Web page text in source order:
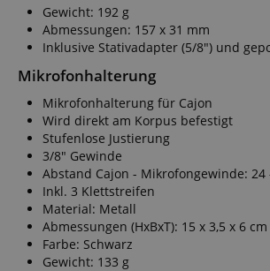
Gewicht: 192 g
Abmessungen: 157 x 31 mm
Inklusive Stativadapter (5/8") und
Mikrofonhalterung
Mikrofonhalterung für Cajon
Wird direkt am Korpus befestigt
Stufenlose Justierung
3/8" Gewinde
Abstand Cajon - Mikrofongewinde: 24
Inkl. 3 Klettstreifen
Material: Metall
Abmessungen (HxBxT): 15 x 3,5 x 6 cm
Farbe: Schwarz
Gewicht: 133 g